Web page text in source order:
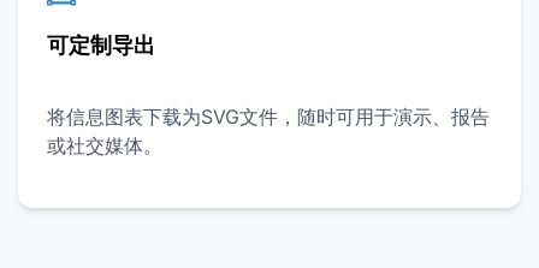
可定制导出
将信息图表下载为SVG文件，随时可用于演示、报告
或社交媒体。